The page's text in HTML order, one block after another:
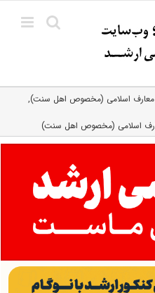
معارف اسلامی (مخصوص اهل سنت)
اسلامی (مخصوص اهل سنت)